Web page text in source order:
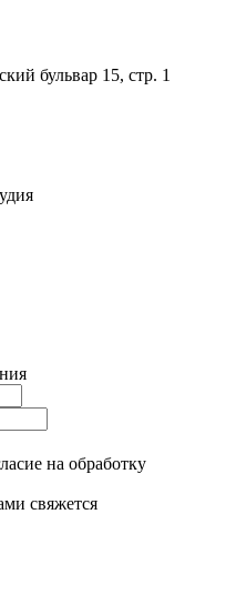
бульвар 15, стр. 1
на обработку
свяжется